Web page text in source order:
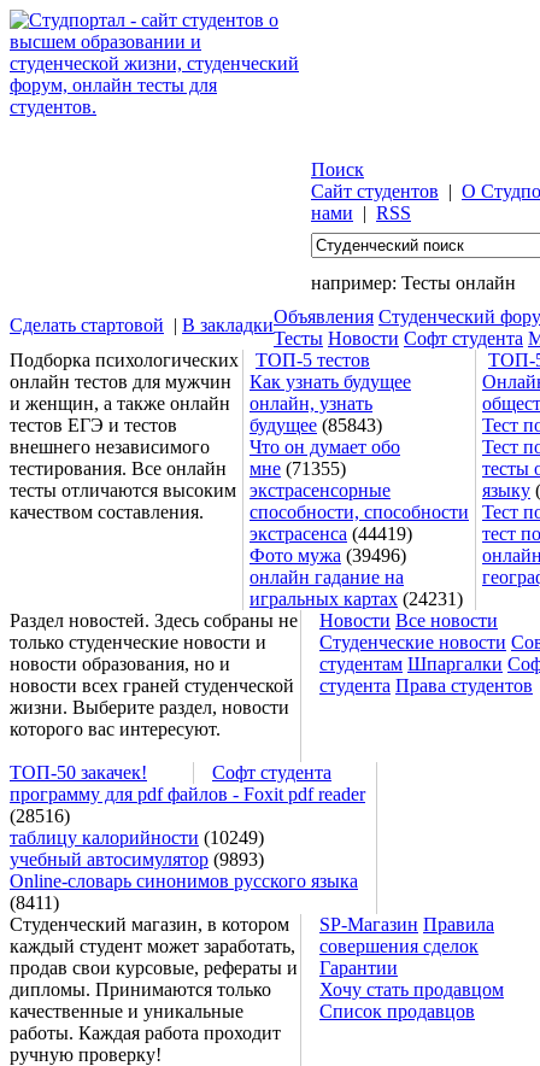
Поиск
Сайт студентов | О
нами | RSS
например: Тесты онлайн
Сделать стартовой | В закладкиОбъявления Студенческий
Тесты Новости Софт студента
Подборка психологических
онлайн тестов для мужчин
и женщин, а также онлайн
тестов ЕГЭ и тестов
внешнего независимого
тестирования. Все онлайн
тесты отличаются высоким
качеством составления.
ТОП-5 тестов
ТОП-
Как узнать будущее
онлайн, узнать
будущее (85843)
Что он думает обо
мне (71355)
экстрасенсорные
способности, способности
экстрасенса (44419)
Фото мужа (39496)
онлайн гадание на
игральных картах (24231)
Тест
Тест
тесты
языку
Тест
тест
Раздел новостей. Здесь собраны не
только студенческие новости и
новости образования, но и
новости всех граней студенческой
жизни. Выберите раздел, новости
которого вас интересуют.
Новости Все новости
Студенческие новости
студентам Шпаргалки
студента Права студентов
ТОП-50 закачек!
Софт студента
программу для pdf файлов - Foxit pdf reader
(28516)
таблицу калорийности (10249)
учебный автосимулятор (9893)
Online-словарь синонимов русского языка
(8411)
Студенческий магазин, в котором
каждый студент может заработать,
продав свои курсовые, рефераты и
дипломы. Принимаются только
качественные и уникальные
работы. Каждая работа проходит
ручную проверку!
SP-Магазин Правила
совершения сделок
Гарантии
Хочу стать продавцом
Список продавцов